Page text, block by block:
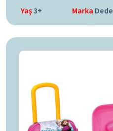
Yaş3+ Marka Dede